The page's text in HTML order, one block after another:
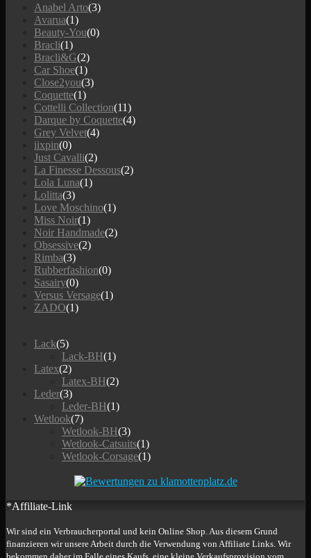
Anabel Arto(3)
Avarua(1)
Beauty-You(0)
Bracli(1)
Bracli&G(2)
Car Shoe(1)
Close2you(3)
Coquette(1)
Cottelli Collection(11)
Darque by Coquette(4)
Grey Velvet(4)
iixpin(0)
Just Cavalli(2)
La Finesse Dessous(2)
Lola Luna(1)
Lolitta(3)
Love Moschino(1)
Miss Noir(1)
Noir Handmade(2)
Obsessive(2)
Rimba(3)
Rubberfashion(0)
Sasairy(0)
Versus Versage(1)
ZADO(1)
Lack(5)
Lack-BH(1)
Latex(2)
Latex-BH(2)
Leder(3)
Leder-BH(1)
Wetlook(7)
Wetlook-BH(3)
Wetlook-Catsuits(1)
Wetlook-Corsage(1)
*Affiliate-Link
Wir sind ein Verbraucherportal und kein Online Shop. Aus diesem Grund
finanzieren wir unsere Arbeit durch die Verwendung von Affiliate Links. Wir